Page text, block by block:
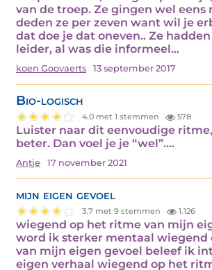
van de troep. Ze gingen wel eens
deden ze per zeven want wil je
dat doe je dat oneven.. Ze
leider, al was die informeel…
koen Goovaerts 13 september 2017
Bio-logisch
4.0 met 1 stemmen 578
Luister naar dit eenvoudige
beter. Dan voel je je “wel”.…
Antje 17 november 2021
mijn eigen gevoel
3.7 met 9 stemmen 1.126
wiegend op het ritme van mijn
word ik sterker mentaal wiegend
van mijn eigen gevoel beleef ik
eigen verhaal wiegend op het